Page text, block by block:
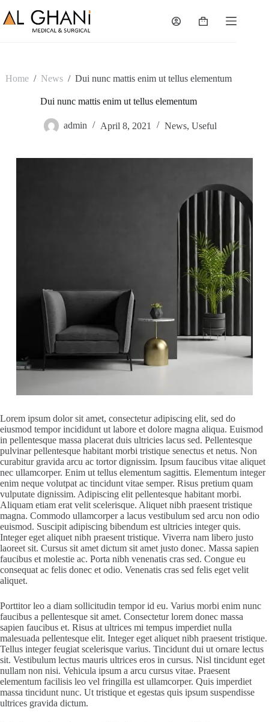
to
content
Shopping
Home / News / Dui nunc mattis enim ut tellus elementum
Dui nunc mattis enim ut tellus elementum
admin April 8, 2021 News,Useful
Lorem ipsum dolor sit amet, consectetur adipiscing elit, sed do
eiusmod tempor incididunt ut labore et dolore magna aliqua. Euismod
in pellentesque massa placerat duis ultricies lacus sed. Pellentesque
pulvinar pellentesque habitant morbi tristique senectus et netus. Non
curabitur gravida arcu ac tortor dignissim. Ipsum faucibus vitae aliquet
nec ullamcorper. Enim ut tellus elementum sagittis. Elementum integer
enim neque volutpat ac tincidunt vitae semper. Risus pretium quam
vulputate dignissim. Adipiscing elit pellentesque habitant morbi.
Aliquam etiam erat velit scelerisque. Aliquet nibh praesent tristique
magna. Commodo ullamcorper a lacus vestibulum sed arcu non odio
euismod. Suscipit adipiscing bibendum est ultricies integer quis.
Integer eget aliquet nibh praesent tristique. Viverra nam libero justo
laoreet sit. Cursus sit amet dictum sit amet justo donec. Massa sapien
faucibus et molestie ac. Porta nibh venenatis cras sed. Congue eu
consequat ac felis donec et odio. Venenatis cras sed felis eget velit
aliquet.
Porttitor leo a diam sollicitudin tempor id eu. Varius morbi enim nunc
faucibus a pellentesque sit amet. Consectetur lorem donec massa
sapien faucibus et. Risus at ultrices mi tempus imperdiet nulla
malesuada pellentesque elit. Integer eget aliquet nibh praesent tristique.
Tellus integer feugiat scelerisque varius. Tincidunt dui ut ornare lectus
sit. Vestibulum lectus mauris ultrices eros in cursus. Nisl tincidunt eget
nullam non nisi. Vehicula ipsum a arcu cursus vitae. Praesent
elementum facilisis leo vel fringilla est ullamcorper. Quis imperdiet
massa tincidunt nunc. Ut tristique et egestas quis ipsum suspendisse
ultrices gravida dictum.